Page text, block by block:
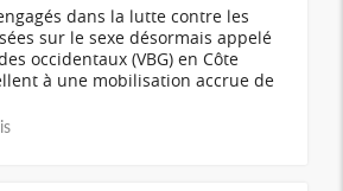
dans la lutte contre les
sur le sexe désormais appelé
occidentaux (VBG) en Côte
à une mobilisation accrue de